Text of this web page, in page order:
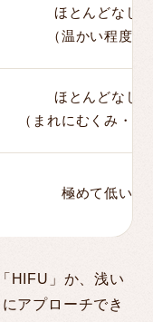
ほとんどなし
（温かい程度）
ほとんどなし
（まれにむくみ・赤
極めて低い
HIFU」か、浅い
アプローチでき